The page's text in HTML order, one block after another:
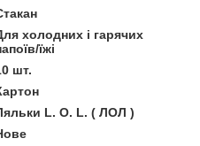
холодних і гарячих
їжі
шт.
L. O. L. ( ЛОЛ )